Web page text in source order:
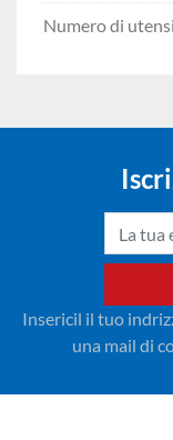
Numero di
Insericil il tuo
una mail di